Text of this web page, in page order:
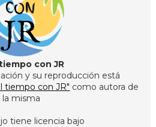
con JR
y su reproducción está
tiempo con JR" como autora de
la misma
tiene licencia bajo